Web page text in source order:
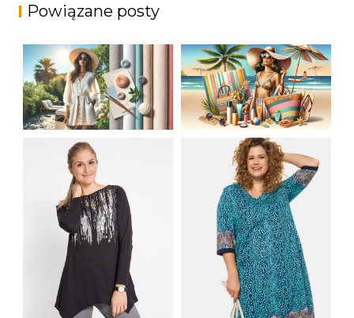
Powiązane posty
LETNIA MODA
PLAŻOWA: STROJE
KĄPIELOWE I
AKCESORIA, KTÓRE
MUSISZ MIEĆ
JAK STYLOWO
PRZETRWAĆ UPALNE
DNI: NAJLEPSZE
MATERIAŁY I KROJE
NA LATO